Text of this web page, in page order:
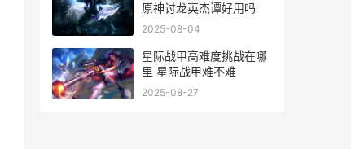
原神讨龙英杰谭好用吗
2025-08-04
星际战甲高难度挑战在哪
里 星际战甲难不难
2025-08-27